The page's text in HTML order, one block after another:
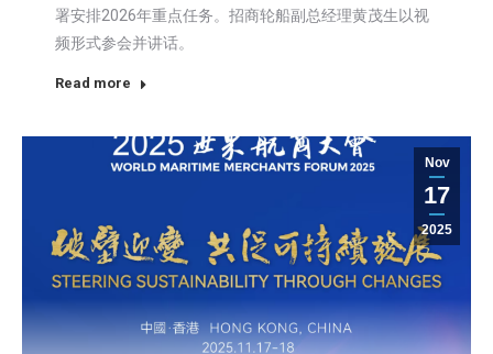
署安排2026年重点任务。招商轮船副总经理黄茂生以视
频形式参会并讲话。
Read more
Nov
17
2025